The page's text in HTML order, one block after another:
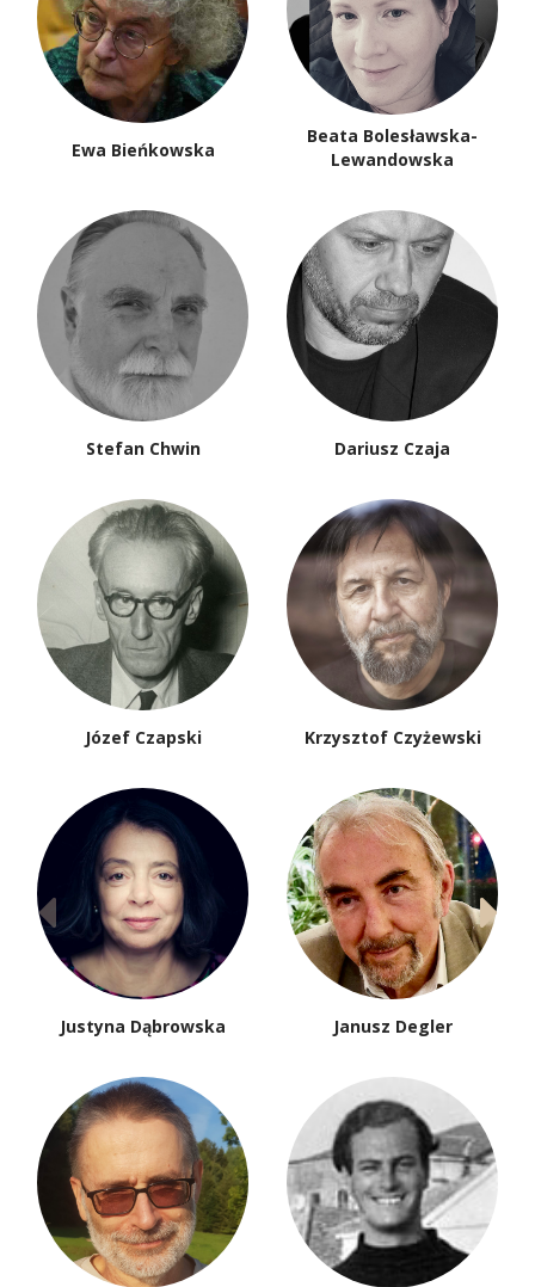
Ewa Bieńkowska
Beata Bolesławska-
Lewandowska
Stefan Chwin Dariusz Czaja
Józef Czapski Krzysztof Czyżewski
Justyna Dąbrowska Janusz Degler